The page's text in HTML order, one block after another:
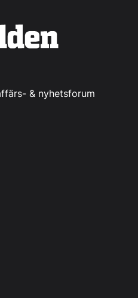
& nyhetsforum